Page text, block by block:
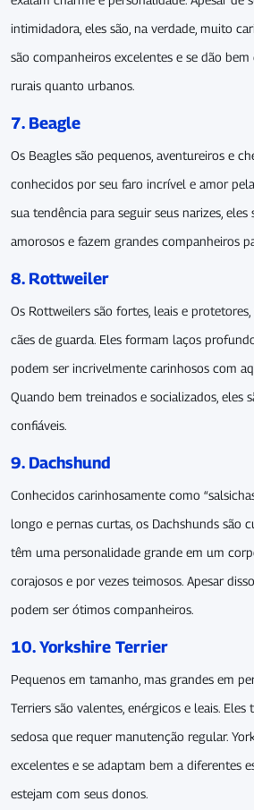
intimidadora, eles são, na verdade, muito
são companheiros excelentes e se dão
rurais quanto urbanos.
7. Beagle
Os Beagles são pequenos, aventureiros e
conhecidos por seu faro incrível e amor
sua tendência para seguir seus narizes,
amorosos e fazem grandes companheiros
8. Rottweiler
Os Rottweilers são fortes, leais e
cães de guarda. Eles formam laços
podem ser incrivelmente carinhosos com
Quando bem treinados e socializados, eles
confiáveis.
9. Dachshund
Conhecidos carinhosamente como
longo e pernas curtas, os Dachshunds são
têm uma personalidade grande em um
corajosos e por vezes teimosos. Apesar
podem ser ótimos companheiros.
10. Yorkshire Terrier
Pequenos em tamanho, mas grandes em
Terriers são valentes, enérgicos e leais.
sedosa que requer manutenção regular.
excelentes e se adaptam bem a diferentes
estejam com seus donos.